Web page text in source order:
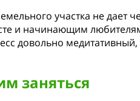
участка не дает
и начинающим
довольно
заняться